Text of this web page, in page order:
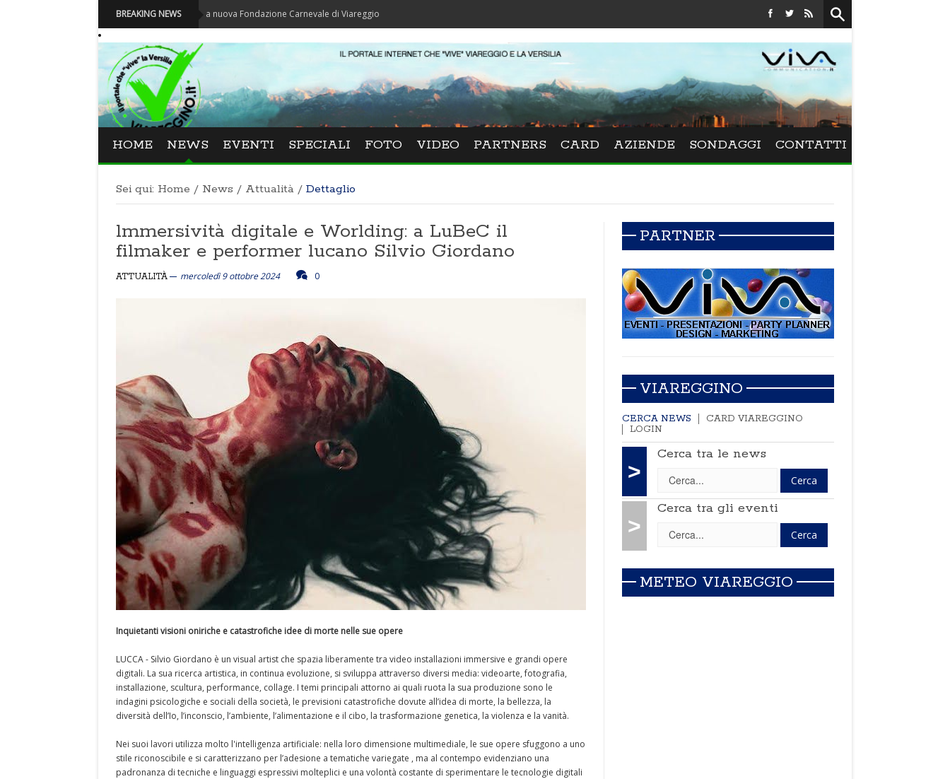
BREAKING NEWS
Carnevale - Nominata la nuova Fondazione Carnevale di Viareggio Festival La Versiliana - La direttrice lucchese Beatrice Venezi
HOME NEWS EVENTI SPECIALI FOTO VIDEO PARTNERS CARD AZIENDE SONDAGGI CONTATTI
Sei qui: Home / News / Attualità / Dettaglio
lmmersività digitale e Worlding: a LuBeC il
filmaker e performer lucano Silvio Giordano
ATTUALITÀ mercoledì 9 ottobre 2024 0
Inquietanti visioni oniriche e catastrofiche idee di morte nelle sue opere
LUCCA - Silvio Giordano è un visual artist che spazia liberamente tra video installazioni immersive e grandi opere
digitali. La sua ricerca artistica, in continua evoluzione, si sviluppa attraverso diversi media: videoarte, fotografia,
installazione, scultura, performance, collage. I temi principali attorno ai quali ruota la sua produzione sono le
indagini psicologiche e sociali della società, le previsioni catastrofiche dovute all’idea di morte, la bellezza, la
diversità dell’Io, l’inconscio, l’ambiente, l’alimentazione e il cibo, la trasformazione genetica, la violenza e la vanità.
Nei suoi lavori utilizza molto l'intelligenza artificiale: nella loro dimensione multimediale, le sue opere sfuggono a uno
stile riconoscibile e si caratterizzano per l’adesione a tematiche variegate , ma al contempo evidenziano una
padronanza di tecniche e linguaggi espressivi molteplici e una volontà costante di sperimentare le tecnologie digitali
PARTNER
VIAREGGINO
CERCA NEWS
CARD VIAREGGINO
LOGIN
>
Cerca tra le news
>
Cerca tra gli eventi
METEO VIAREGGIO